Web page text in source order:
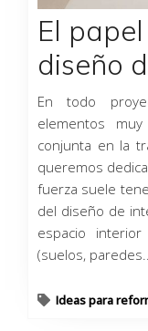
El
diseño
En todo
elementos
conjunta en la
queremos
fuerza suele
del diseño de
espacio
(suelos, paredes...
Ideas para